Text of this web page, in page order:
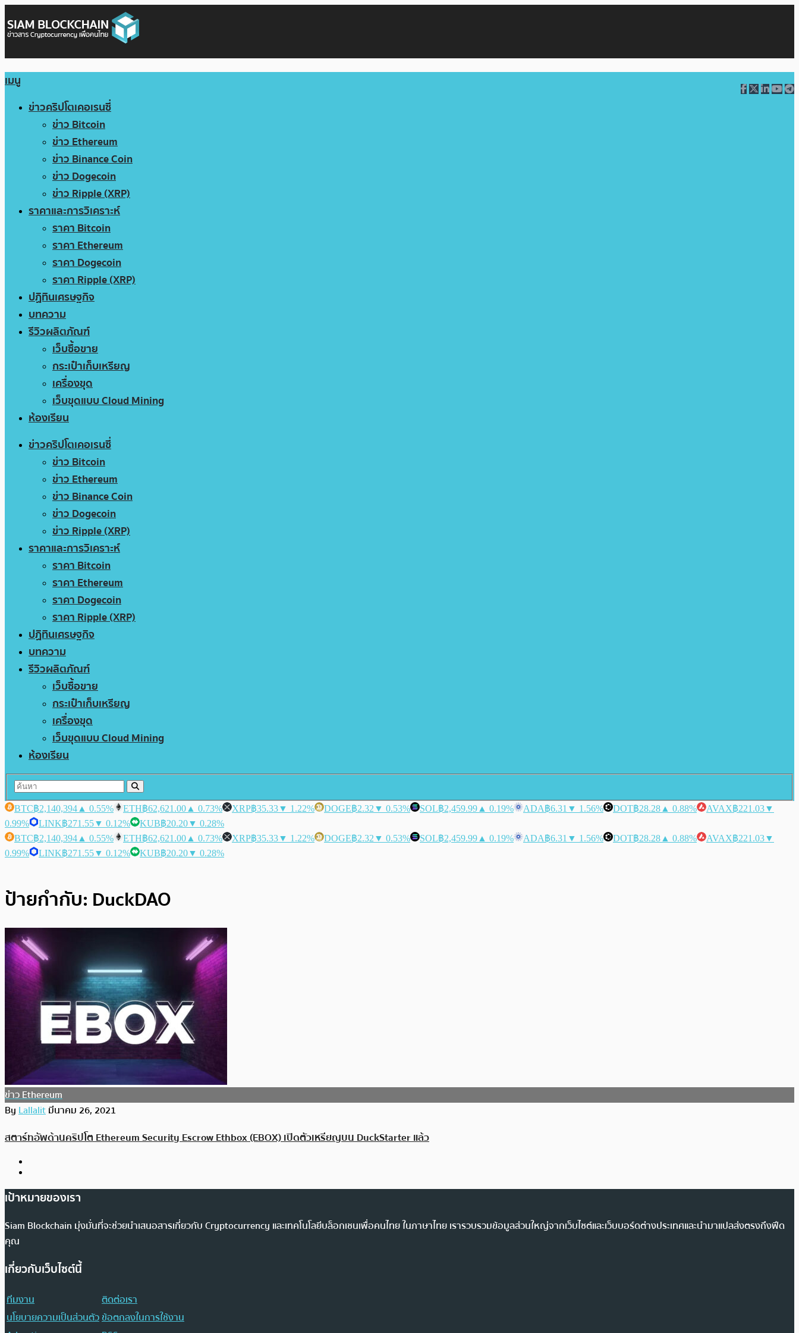
เมนู
ข่าวคริปโตเคอเรนซี่
ข่าว Bitcoin
ข่าว Ethereum
ข่าว Binance Coin
ข่าว Dogecoin
ข่าว Ripple (XRP)
ราคาและการวิเคราะห์
ราคา Bitcoin
ราคา Ethereum
ราคา Dogecoin
ราคา Ripple (XRP)
ปฏิทินเศรษฐกิจ
บทความ
รีวิวผลิตภัณฑ์
เว็บซื้อขาย
กระเป๋าเก็บเหรียญ
เครื่องขุด
เว็บขุดแบบ Cloud Mining
ห้องเรียน
ข่าวคริปโตเคอเรนซี่
ข่าว Bitcoin
ข่าว Ethereum
ข่าว Binance Coin
ข่าว Dogecoin
ข่าว Ripple (XRP)
ราคาและการวิเคราะห์
ราคา Bitcoin
ราคา Ethereum
ราคา Dogecoin
ราคา Ripple (XRP)
ปฏิทินเศรษฐกิจ
บทความ
รีวิวผลิตภัณฑ์
เว็บซื้อขาย
กระเป๋าเก็บเหรียญ
เครื่องขุด
เว็บขุดแบบ Cloud Mining
ห้องเรียน
BTC฿2,140,394 ▲ 0.55% ETH฿62,621.00 ▲ 0.73% XRP฿35.33▼ 1.22% DOGE฿2.32 ▼ 0.53% SOL฿2,459.99 ▲ 0.19% ADA฿6.31 ▼ 1.56% DOT฿28.28 ▲ 0.88% AVAX฿221.03▼
0.99%
LINK฿271.55▼ 0.12% KUB฿20.20▼ 0.28%
BTC฿2,140,394 ▲ 0.55% ETH฿62,621.00 ▲ 0.73% XRP฿35.33▼ 1.22% DOGE฿2.32 ▼ 0.53% SOL฿2,459.99 ▲ 0.19% ADA฿6.31 ▼ 1.56% DOT฿28.28 ▲ 0.88% AVAX฿221.03▼
0.99%
LINK฿271.55▼ 0.12% KUB฿20.20▼ 0.28%
ป้ายกำกับ: DuckDAO
ข่าว Ethereum
ByLallalitมีนาคม 26, 2021
สตาร์ทอัพด้านคริปโต Ethereum Security Escrow Ethbox (EBOX) เปิดตัวเหรียญบน DuckStarter แล้ว
เป้าหมายของเรา
Siam Blockchain มุ่งมั่นที่จะช่วยนำเสนอสารเกี่ยวกับ Cryptocurrency และเทคโนโลยีบล็อกเชนเพื่อคนไทย ในภาษาไทย เรารวบรวมข้อมูลส่วนใหญ่จากเว็บไซต์และเว็บบอร์ดต่างประเทศและนำมาแปลส่งตรงถึงฟีด
คุณ
เกี่ยวกับเว็บไซต์นี้
ทีมงาน
ติดต่อเรา
นโยบายความเป็นส่วนตัวข้อตกลงในการใช้งาน